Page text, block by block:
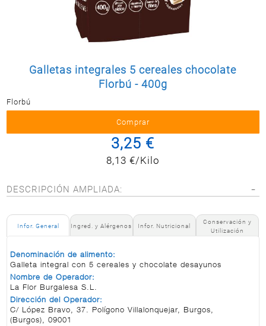
Postal
LIMPIEZA
BAZAR
Galletas integrales 5 cereales chocolate
Florbú - 400g
Florbú
3,25 €
8,13 €/Kilo
DESCRIPCIÓN AMPLIADA:
Infor. General Ingred. y Alérgenos Infor. Nutricional
Conservación y
Utilización
Denominación de alimento:
Galleta integral con 5 cereales y chocolate desayunos
Nombre de Operador:
La Flor Burgalesa S.L.
Dirección del Operador:
C/ López Bravo, 37. Polígono Villalonquejar, Burgos,
(Burgos), 09001